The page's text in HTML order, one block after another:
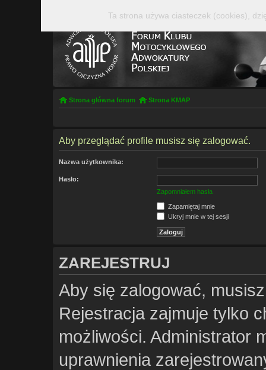
Strona główna forum Strona KMAP
Aby przeglądać profile musisz się zalogować.
Nazwa użytkownika:
Hasło:
Zapomniałem hasła
Zapamiętaj mnie
Ukryj mnie w tej sesji
ZAREJESTRUJ
Aby się zalogować,
Rejestracja zajmuje tylko
możliwości. Administrator
uprawnienia
Ta strona używa ciasteczek (cookies),